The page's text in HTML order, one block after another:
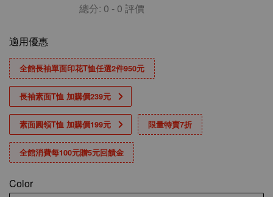
總分: 0 - 0 評價
適用優惠
全館長袖單面印花T恤任選2件950元
長袖素面T恤 加購價239元
素面圓領T恤 加購價199元 限量特賣7折
全館消費每100元贈5元回饋金
Color